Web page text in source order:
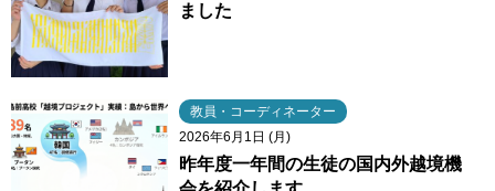
ました
教員・コーディネーター
2026年6月1日 (月)
昨年度一年間の生徒の国内外越境機